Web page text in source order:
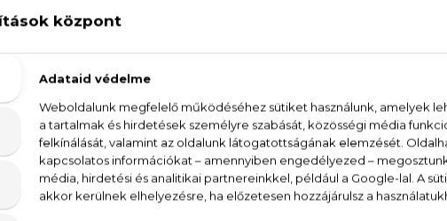
laza, ínyenc és csábító illat, amely egy érett és
és a licsi friss jegyei kápráztatnak el, amelyek a
és a buja rózsával. A meleg alapot érzéki pézsma és
tolakodó módon.